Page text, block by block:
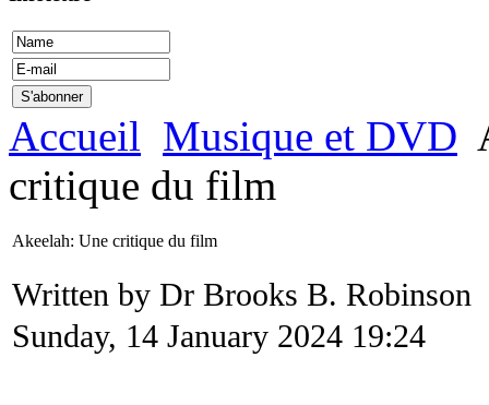
Accueil Musique et DVD
critique du film
Akeelah: Une critique du film
Written by Dr Brooks B. Robinson
Sunday, 14 January 2024 19:24